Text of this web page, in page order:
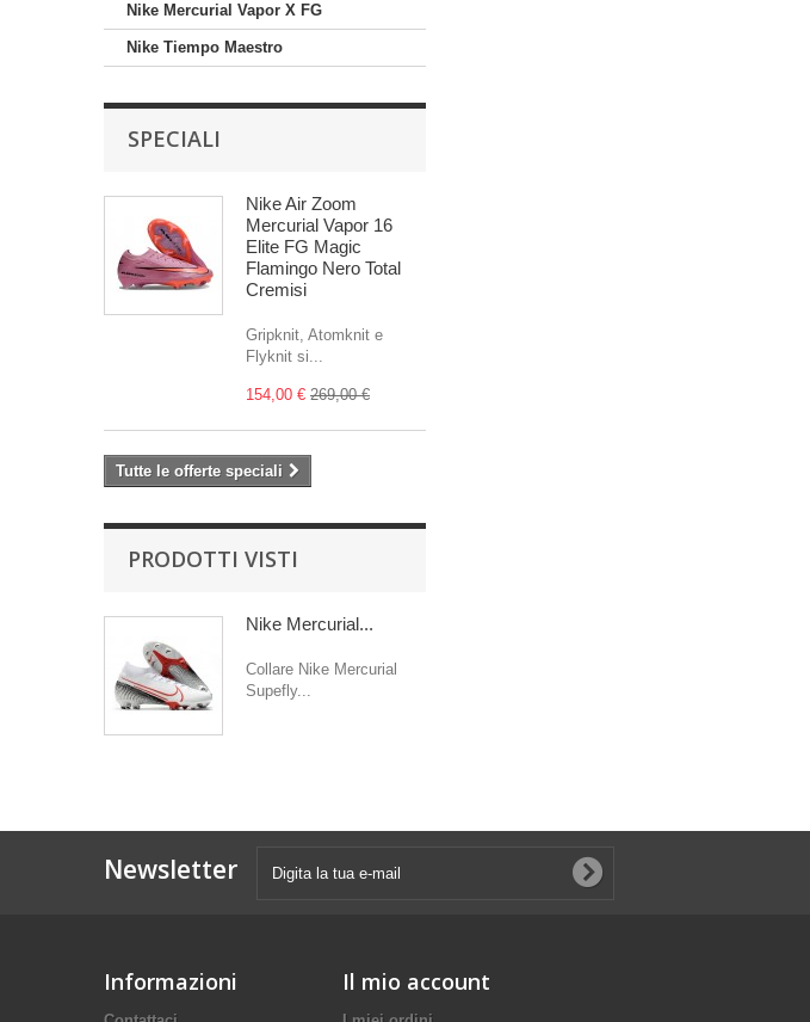
Nike Mercurial Vapor X FG
Nike Tiempo Maestro
SPECIALI
Nike Air Zoom
Mercurial Vapor 16
Elite FG Magic
Flamingo Nero Total
Cremisi
Gripknit, Atomknit e
Flyknit si...
154,00 € 269,00 €
Tutte le offerte speciali
PRODOTTI VISTI
Nike Mercurial...
Collare Nike Mercurial
Supefly...
Newsletter
Informazioni Il mio account